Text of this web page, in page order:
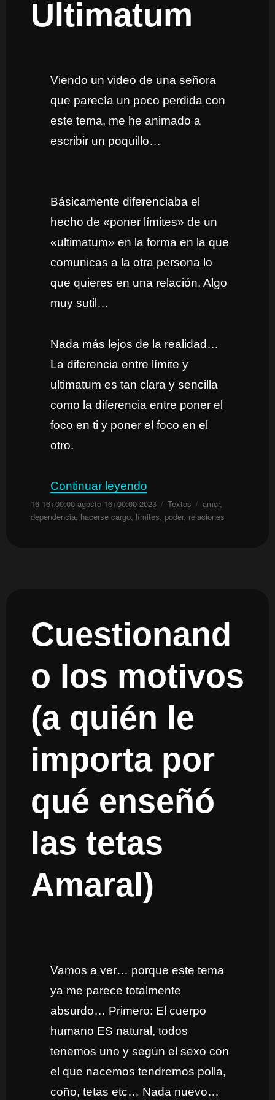
Ultimatum
Viendo un video de una señora
que parecía un poco perdida con
este tema, me he animado a
escribir un poquillo…
Básicamente diferenciaba el
hecho de «poner límites» de un
«ultimatum» en la forma en la que
comunicas a la otra persona lo
que quieres en una relación. Algo
muy sutil…
Nada más lejos de la realidad…
La diferencia entre límite y
ultimatum es tan clara y sencilla
como la diferencia entre poner el
foco en ti y poner el foco en el
otro.
Continuar leyendo
Publicado
el
16 16+00:00 agosto 16+00:00 2023 Categorías
Textos Etiquetas
amor,
dependencia, hacerse cargo, límites, poder, relaciones
Cuestionand
o los motivos
(a quién le
importa por
qué enseñó
las tetas
Amaral)
Vamos a ver… porque este tema
ya me parece totalmente
absurdo… Primero: El cuerpo
humano ES natural, todos
tenemos uno y según el sexo con
el que nacemos tendremos polla,
coño, tetas etc… Nada nuevo…